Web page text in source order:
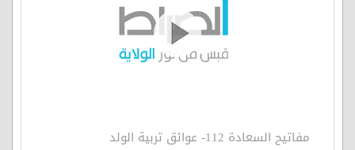
مفاتيح السعادة 112- عوائق تربية الولد